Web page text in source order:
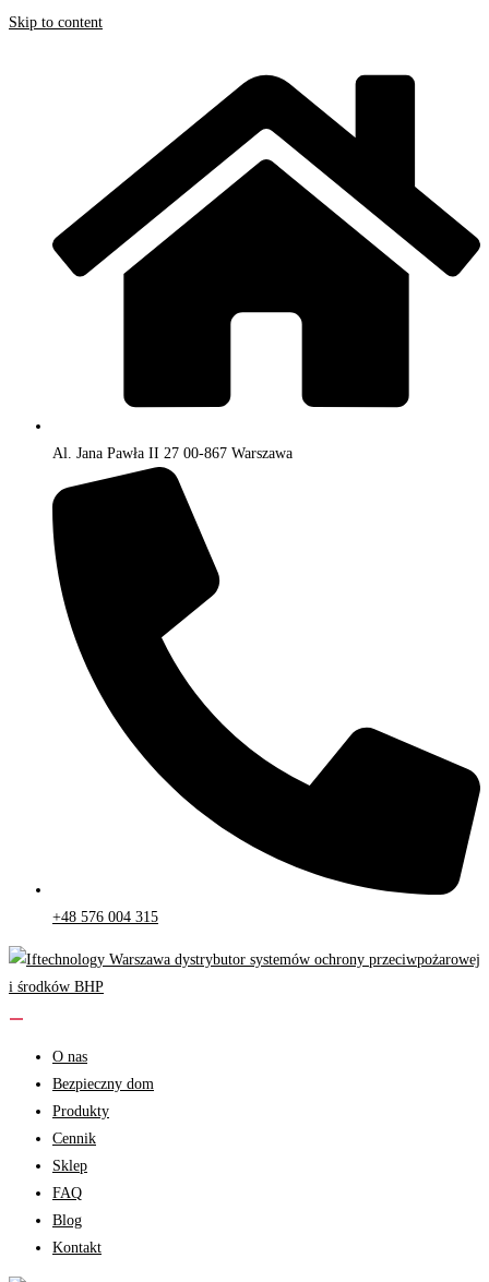
Skip to content
Al. Jana Pawła II 27 00-867 Warszawa
+48 576 004 315
O nas
Bezpieczny dom
Produkty
Cennik
Sklep
FAQ
Blog
Kontakt